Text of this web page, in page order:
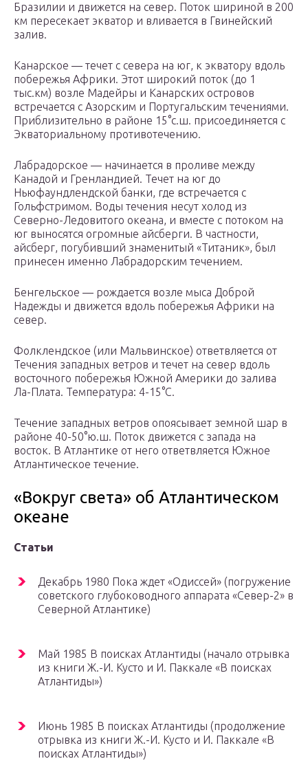
Бразилии и движется на север. Поток шириной в 200
км пересекает экватор и вливается в Гвинейский
залив.
Канарское — течет с севера на юг, к экватору вдоль
побережья Африки. Этот широкий поток (до 1
тыс.км) возле Мадейры и Канарских островов
встречается с Азорским и Португальским течениями.
Приблизительно в районе 15°с.ш. присоединяется с
Экваториальному противотечению.
Лабрадорское — начинается в проливе между
Канадой и Гренландией. Течет на юг до
Ньюфаундлендской банки, где встречается с
Гольфстримом. Воды течения несут холод из
Северно-Ледовитого океана, и вместе с потоком на
юг выносятся огромные айсберги. В частности,
айсберг, погубивший знаменитый «Титаник», был
принесен именно Лабрадорским течением.
Бенгельское — рождается возле мыса Доброй
Надежды и движется вдоль побережья Африки на
север.
Фолклендское (или Мальвинское) ответвляется от
Течения западных ветров и течет на север вдоль
восточного побережья Южной Америки до залива
Ла-Плата. Температура: 4-15°C.
Течение западных ветров опоясывает земной шар в
районе 40-50°ю.ш. Поток движется с запада на
восток. В Атлантике от него ответвляется Южное
Атлантическое течение.
«Вокруг света» об Атлантическом
океане
Статьи
Декабрь 1980 Пока ждет «Одиссей» (погружение
советского глубоководного аппарата «Север-2» в
Северной Атлантике)
Май 1985 В поисках Атлантиды (начало отрывка
из книги Ж.-И. Кусто и И. Паккале «В поисках
Атлантиды»)
Июнь 1985 В поисках Атлантиды (продолжение
отрывка из книги Ж.-И. Кусто и И. Паккале «В
поисках Атлантиды»)